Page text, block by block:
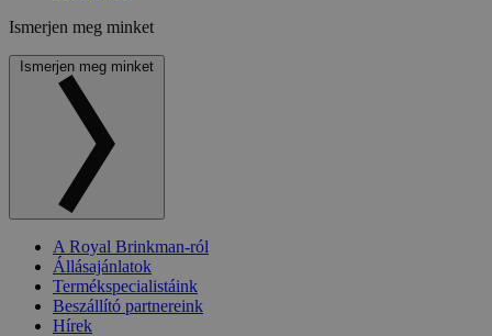
Ismerjen meg minket
Ismerjen meg minket
A Royal Brinkman-ról
Állásajánlatok
Termékspecialistáink
Beszállító partnereink
Hírek